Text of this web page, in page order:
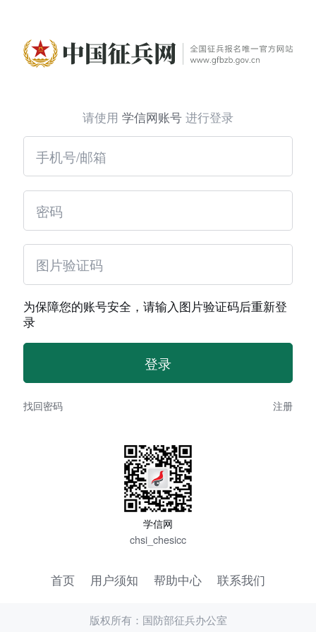
请使用 学信网账号 进行登录
为保障您的账号安全，请输入图片验证码后重新登
录
找回密码 注册
学信网
chsi_chesicc
首页 用户须知 帮助中心 联系我们
版权所有：国防部征兵办公室